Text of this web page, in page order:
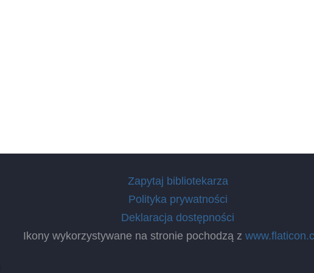
Zapytaj bibliotekarza
Polityka prywatności
Deklaracja dostępności
Ikony wykorzystywane na stronie pochodzą z